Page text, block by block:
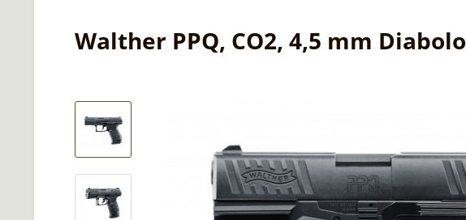
Walther PPQ, CO2, 4,5 mm Diabolo